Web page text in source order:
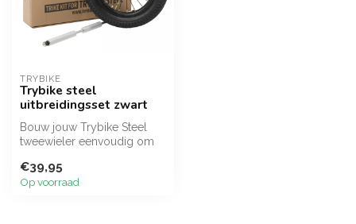
TRYBIKE
Trybike steel
uitbreidingsset zwart
Bouw jouw Trybike Steel
tweewieler eenvoudig om
met...
€39,95
Op voorraad